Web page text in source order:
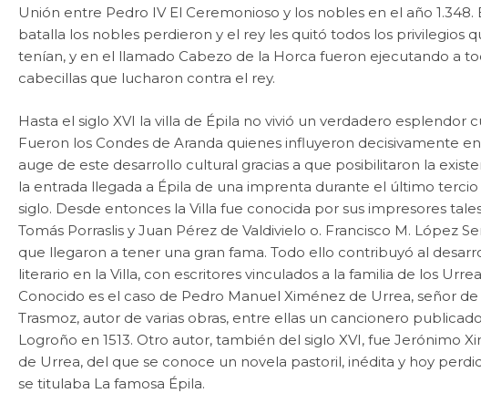
Unión entre Pedro IV El Ceremonioso y los nobles en el año 1.348.
batalla los nobles perdieron y el rey les quitó todos los privilegios
tenían, y en el llamado Cabezo de la Horca fueron ejecutando a
cabecillas que lucharon contra el rey.
Hasta el siglo XVI la villa de Épila no vivió un verdadero esplendor
Fueron los Condes de Aranda quienes influyeron decisivamente
auge de este desarrollo cultural gracias a que posibilitaron la
la entrada llegada a Épila de una imprenta durante el último tercio
siglo. Desde entonces la Villa fue conocida por sus impresores
Tomás Porraslis y Juan Pérez de Valdivielo o. Francisco M. López
que llegaron a tener una gran fama. Todo ello contribuyó al
literario en la Villa, con escritores vinculados a la familia de los
Conocido es el caso de Pedro Manuel Ximénez de Urrea, señor de
Trasmoz, autor de varias obras, entre ellas un cancionero
Logroño en 1513. Otro autor, también del siglo XVI, fue Jerónimo
de Urrea, del que se conoce un novela pastoril, inédita y hoy
se titulaba La famosa Épila.